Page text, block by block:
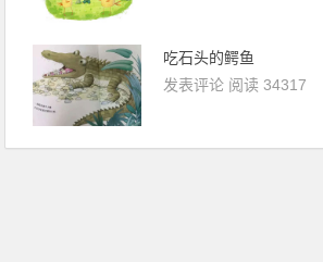
吃石头的鳄鱼
发表评论 阅读 34317